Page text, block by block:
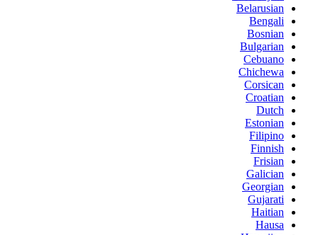
Belarusian
Bengali
Bosnian
Bulgarian
Cebuano
Chichewa
Corsican
Croatian
Dutch
Estonian
Filipino
Finnish
Frisian
Galician
Georgian
Gujarati
Haitian
Hausa